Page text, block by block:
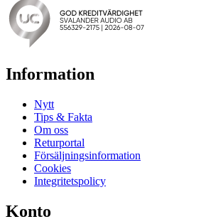
Information
Nytt
Tips & Fakta
Om oss
Returportal
Försäljningsinformation
Cookies
Integritetspolicy
Konto